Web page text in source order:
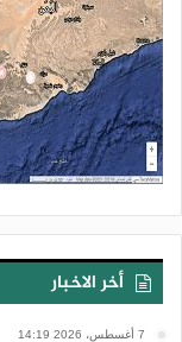
أخر الاخبار
7 أغسطس، 2026 14:19